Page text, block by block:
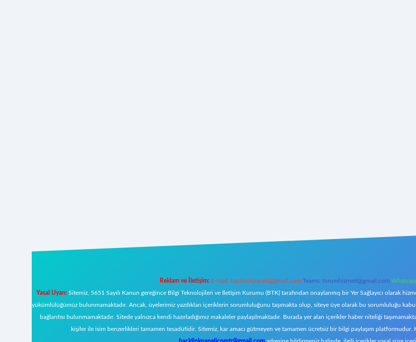
Reklam ve İletişim: E-mail: backlinkpaneli@gmail.com Teams: forumhizmeti@gmail.com
Yasal Uyarı:Sitemiz, 5651 Sayılı Kanun gereğince Bilgi Teknolojileri ve İletişim Kurumu (BTK) tarafından onaylanmış bir Yer Sağlayıcı olarak
yükümlülüğümüz bulunmamaktadır. Ancak, üyelerimiz yazdıkları içeriklerin sorumluluğunu taşımakta olup, siteye üye olarak bu sorumluluğu
bağlantısı bulunmamaktadır. Sitede yalnızca kendi hazırladığımız makaleler paylaşılmaktadır. Burada yer alan içerikler haber niteliği
kişiler ile isim benzerlikleri tamamen tesadüfidir. Sitemiz, kar amacı gütmeyen ve tamamen ücretsiz bir bilgi paylaşım